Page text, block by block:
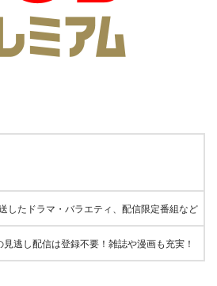
したドラマ・バラエティ、配信限定番組など
逃し配信は登録不要！雑誌や漫画も充実！